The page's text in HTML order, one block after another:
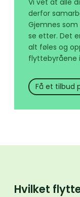
derfor
Gjemnes
se etter. Det
alt føles og
flyttebyråene
Få et tilbud
Hvilket